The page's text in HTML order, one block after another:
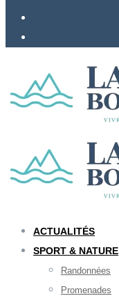
ACTUALITÉS
SPORT & NATURE
Randonnées
Promenades